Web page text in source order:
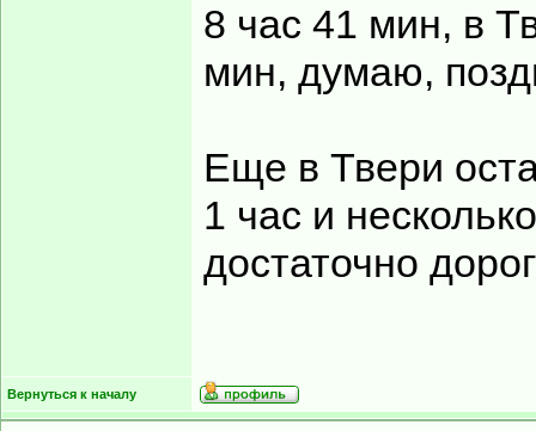
8 час 41 мин, в
мин, думаю,
Еще в Твери
1 час и
достаточно
Вернуться к началу